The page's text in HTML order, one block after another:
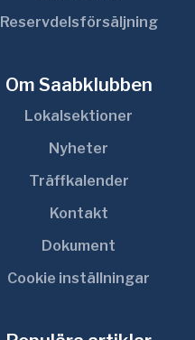
Reservdelsförsäljning
Om Saabklubben
Lokalsektioner
Nyheter
Träffkalender
Kontakt
Dokument
Cookie inställningar